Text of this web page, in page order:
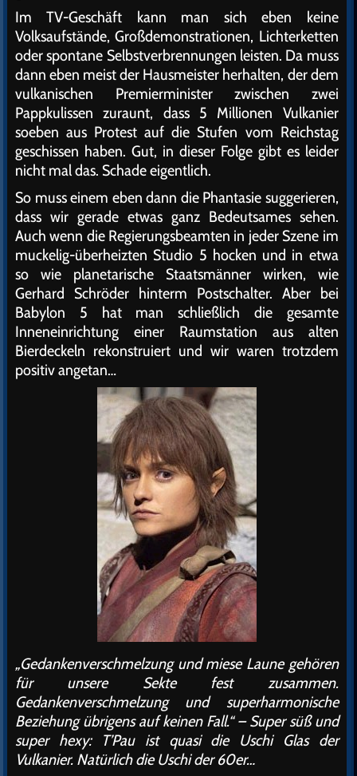
Im TV-Geschäft kann man sich eben keine
Volksaufstände, Großdemonstrationen, Lichterketten
oder spontane Selbstverbrennungen leisten. Da muss
dann eben meist der Hausmeister herhalten, der dem
vulkanischen Premierminister zwischen zwei
Pappkulissen zuraunt, dass 5 Millionen Vulkanier
soeben aus Protest auf die Stufen vom Reichstag
geschissen haben. Gut, in dieser Folge gibt es leider
nicht mal das. Schade eigentlich.
So muss einem eben dann die Phantasie suggerieren,
dass wir gerade etwas ganz Bedeutsames sehen.
Auch wenn die Regierungsbeamten in jeder Szene im
muckelig-überheizten Studio 5 hocken und in etwa
so wie planetarische Staatsmänner wirken, wie
Gerhard Schröder hinterm Postschalter. Aber bei
Babylon 5 hat man schließlich die gesamte
Inneneinrichtung einer Raumstation aus alten
Bierdeckeln rekonstruiert und wir waren trotzdem
positiv angetan…
„Gedankenverschmelzung und miese Laune gehören
für unsere Sekte fest zusammen.
Gedankenverschmelzung und superharmonische
Beziehung übrigens auf keinen Fall.“ – Super süß und
super hexy: T’Pau ist quasi die Uschi Glas der
Vulkanier. Natürlich die Uschi der 60er…